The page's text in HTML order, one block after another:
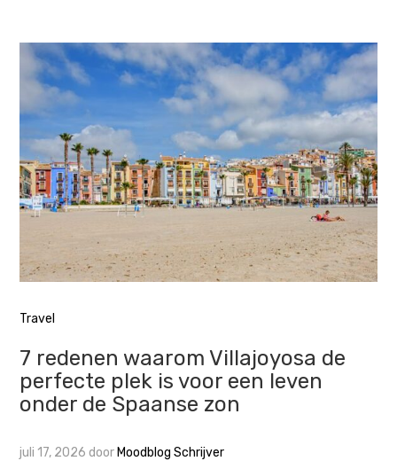
Travel
7 redenen waarom Villajoyosa de
perfecte plek is voor een leven
onder de Spaanse zon
juli 17, 2026 door Moodblog Schrijver